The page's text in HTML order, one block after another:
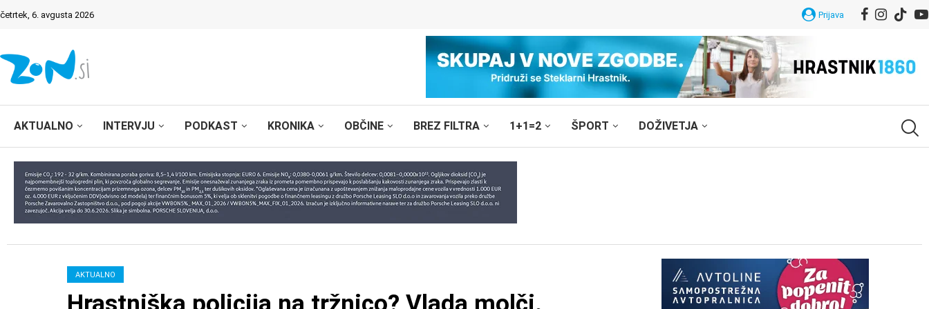
četrtek, 6. avgusta 2026 Prijava
AKTUALNO INTERVJU PODKAST KRONIKA OBČINE BREZ FILTRA 1+1=2 ŠPORT DOŽIVETJA
AKTUALNO